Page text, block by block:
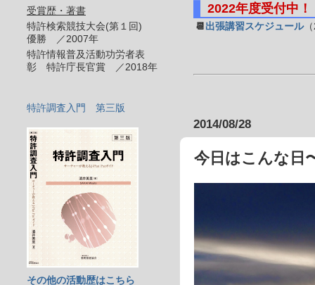
2022年度受付中！
📆 出張講習スケジュール
2014/08/28
今日はこんな日
受賞歴・著書
特許検索競技大会(第１回)
優勝 ／2007年
特許情報普及活動功労者表
彰 特許庁長官賞 ／2018年
特許調査入門 第三版
その他の活動歴はこちら